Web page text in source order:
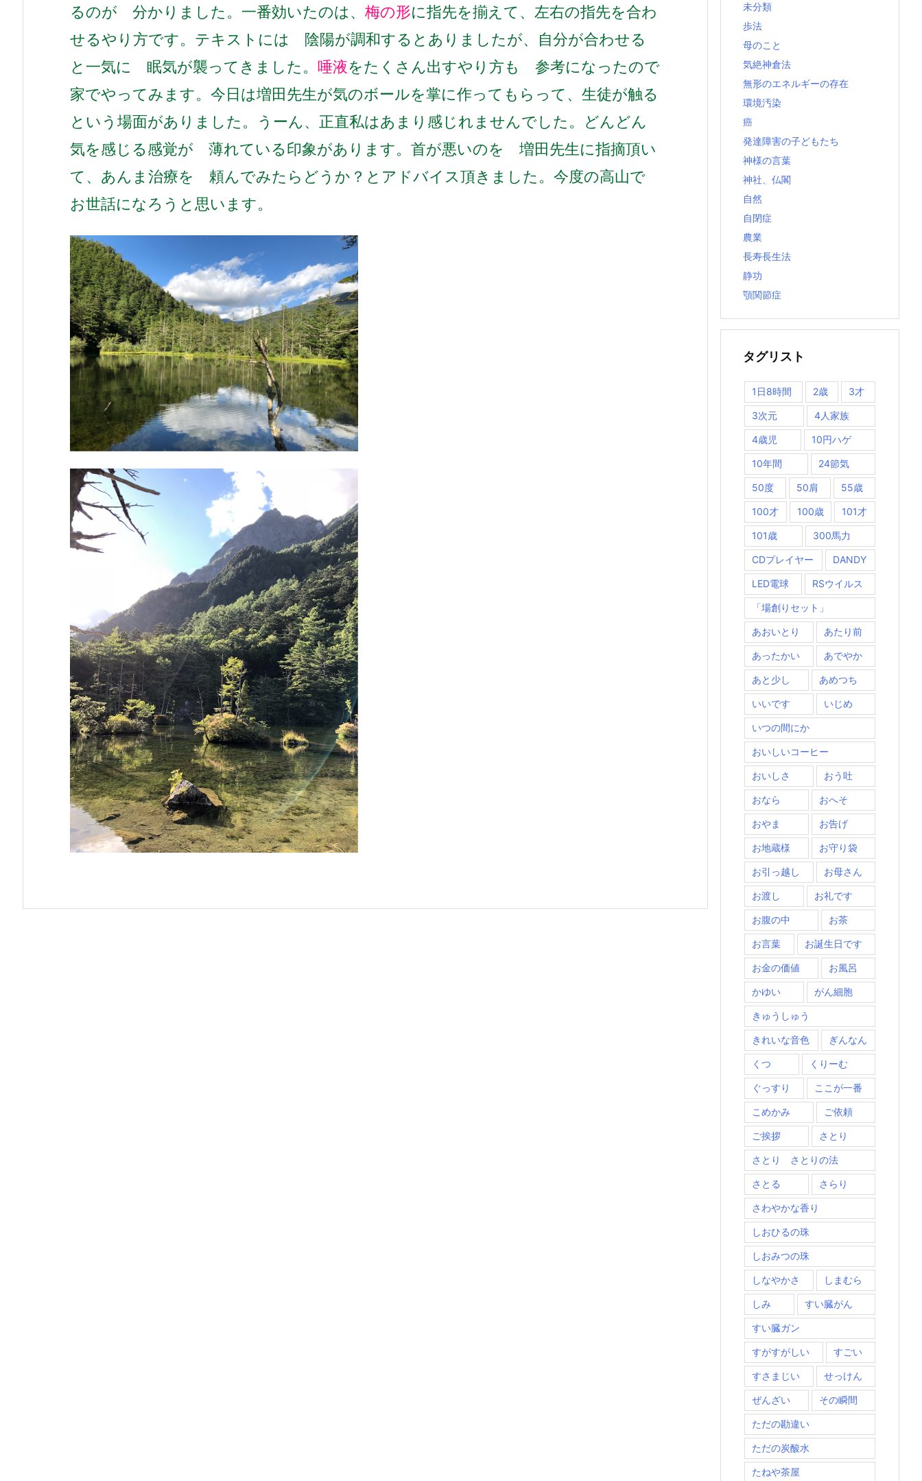
るのが 分かりました。 一番効いたのは、 梅の形に指先を揃えて、 左右の指先を合わ
せるやり方です。 テキストには 陰陽が調和するとありましたが、
自分が合わせる
と一気に 眠気が襲ってきました。 唾液をたくさん出すやり方も 参考になったので
家でやってみます。 今日は増田先生が気のボールを掌に作ってもらって、 生徒が触る
という場面がありました。
うーん、正直私はあまり感じれませんでした。
どんどん
気を感じる感覚が 薄れている印象があります。 首が悪いのを 増田先生に指摘頂い
て、 あんま治療を 頼んでみたらどうか？ とアドバイス頂きました。 今度の高山で
お世話になろうと思います。
未分類
歩法
母のこと
気絶神倉法
無形のエネルギーの存在
環境汚染
癌
発達障害の子どもたち
神様の言葉
神社、仏閣
自然
自閉症
農業
長寿長生法
静功
顎関節症
タグリスト
1日8時間 2歳 3才
3次元 4人家族
4歳児 10円ハゲ
10年間 24節気
50度 50肩 55歳
100才 100歳 101才
101歳 300馬力
CDプレイヤー DANDY
LED電球 RSウイルス
「場創りセット」
あおいとり あたり前
あったかい あでやか
あと少し あめつち
いいです いじめ
いつの間にか
おいしいコーヒー
おいしさ おう吐
おなら おへそ
おやま お告げ
お地蔵様 お守り袋
お引っ越し お母さん
お渡し お礼です
お腹の中 お茶
お言葉 お誕生日です
お金の価値 お風呂
かゆい がん細胞
きゅうしゅう
きれいな音色 ぎんなん
くつ くりーむ
ぐっすり ここが一番
こめかみ ご依頼
ご挨拶 さとり
さとり さとりの法
さとる さらり
さわやかな香り
しおひるの珠
しおみつの珠
しなやかさ しまむら
しみ すい臓がん
すい臓ガン
すがすがしい すごい
すさまじい せっけん
ぜんざい その瞬間
ただの勘違い
ただの炭酸水
たねや茶屋